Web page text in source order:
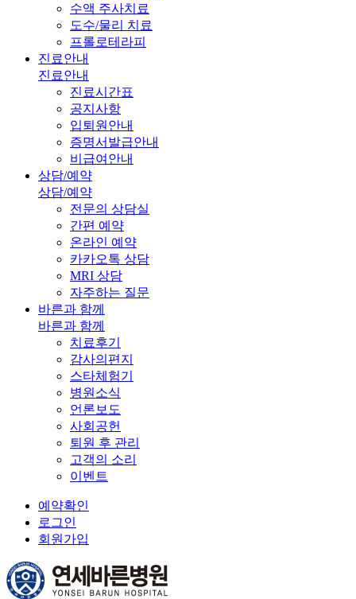
수액 주사치료
도수/물리 치료
프롤로테라피
진료안내
진료안내
진료시간표
공지사항
입퇴원안내
증명서발급안내
비급여안내
상담/예약
상담/예약
전문의 상담실
간편 예약
온라인 예약
카카오톡 상담
MRI 상담
자주하는 질문
바른과 함께
바른과 함께
치료후기
감사의편지
스타체험기
병원소식
언론보도
사회공헌
퇴원 후 관리
고객의 소리
이벤트
예약확인
로그인
회원가입